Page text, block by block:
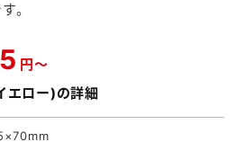
帳本舗
アファイル本舗
ットティッシュ本舗
わ本舗
。
円～
エロー)の詳細